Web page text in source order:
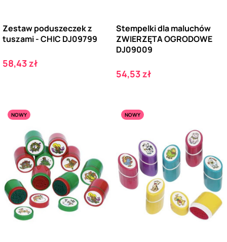
Zestaw poduszeczek z
tuszami - CHIC DJ09799
Cena
58,43 zł
Stempelki dla maluchów
ZWIERZĘTA OGRODOWE
DJ09009
Cena
54,53 zł
NOWY NOWY